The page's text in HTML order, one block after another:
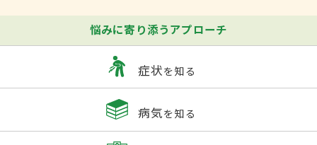
悩みに寄り添うアプローチ
症状を知る
病気を知る